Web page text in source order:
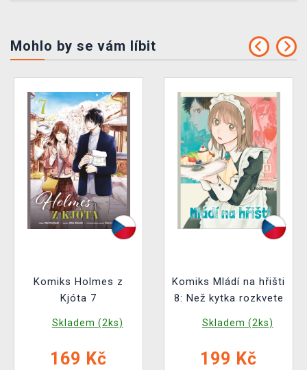
Mohlo by se vám líbit
Komiks Holmes z
Kjóta 7
Skladem (2ks)
169 Kč
Komiks Mládí na hřišti
8: Než kytka rozkvete
Skladem (2ks)
199 Kč